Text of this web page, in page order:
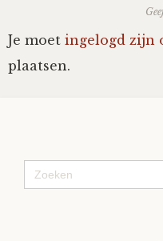
Je moet ingelogd zijn
plaatsen.
Zoek
naar: